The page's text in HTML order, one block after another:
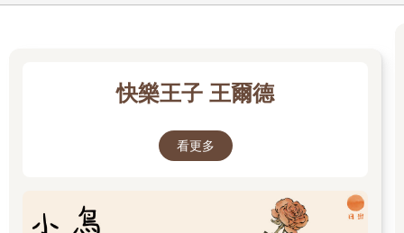
快樂王子 王爾德
看更多